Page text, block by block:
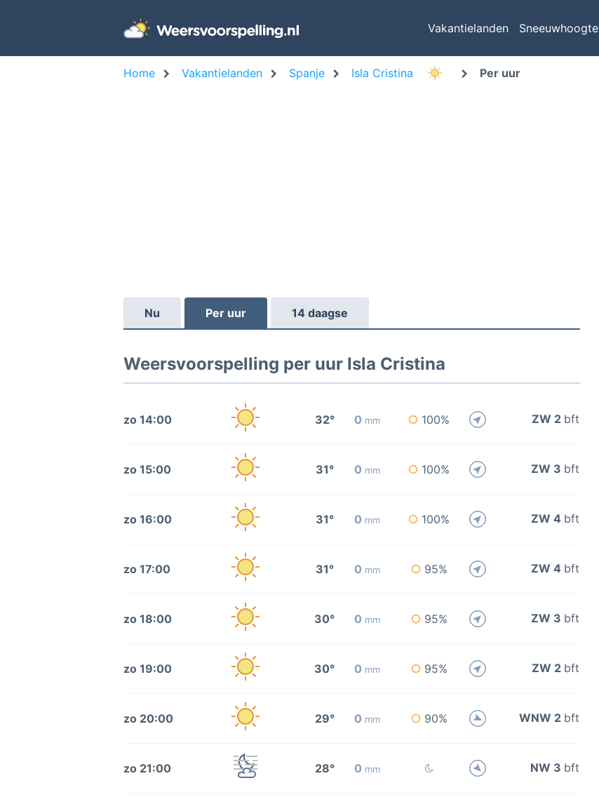
Vakantielanden Sneeuwhoogte
Home Vakantielanden Spanje Isla Cristina Per uur
Nu Per uur 14 daagse
Weersvoorspelling per uur Isla Cristina
zo 14:00 32° 0 mm 100% ZW 2 bft
zo 15:00 31° 0 mm 100% ZW 3 bft
zo 16:00 31° 0 mm 100% ZW 4 bft
zo 17:00 31° 0 mm 95% ZW 4 bft
zo 18:00 30° 0 mm 95% ZW 3 bft
zo 19:00 30° 0 mm 95% ZW 2 bft
zo 20:00 29° 0 mm 90% WNW 2 bft
zo 21:00 28° 0 mm NW 3 bft